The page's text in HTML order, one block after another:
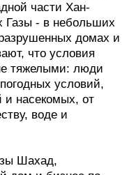
части Хан-
Газы - в небольших
домах и
что условия
тяжелыми: люди
условий,
и насекомых, от
воде и
Шахад,